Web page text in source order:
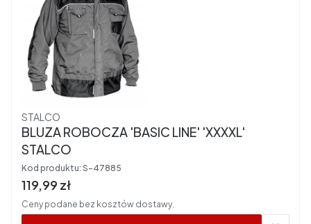
Producent
STALCO
BLUZA ROBOCZA 'BASIC LINE' 'XXXXL'
STALCO
Kod produktu: S-47885
Cena brutto
119,99 zł
Ceny podane bez kosztów dostawy.